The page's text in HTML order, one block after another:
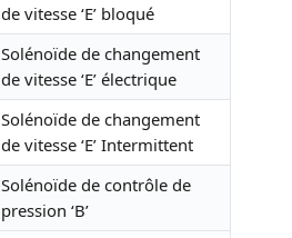
de vitesse ‘E’ bloqué
Solénoïde de changement
de vitesse ‘E’ électrique
Solénoïde de changement
de vitesse ‘E’ Intermittent
Solénoïde de contrôle de
pression ‘B’